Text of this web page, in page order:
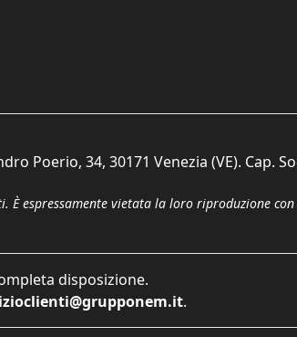
Poerio, 34, 30171 Venezia (VE). Cap.
espressamente vietata la loro riproduzione
disposizione.
.